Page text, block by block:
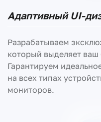
Адаптивный UI-
Разрабатываем
который выделяет
Гарантируем
на всех типах
мониторов.